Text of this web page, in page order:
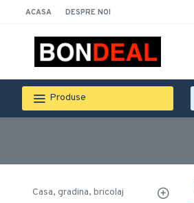
ACASA DESPRE NOI
Produse
Casa, gradina, bricolaj